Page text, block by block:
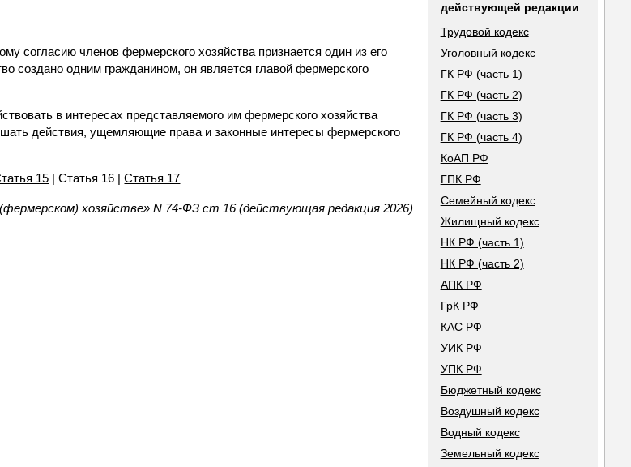
согласию членов фермерского хозяйства признается один из его
создано одним гражданином, он является главой фермерского
в интересах представляемого им фермерского хозяйства
действия, ущемляющие права и законные интересы фермерского
15 | Статья 16 |Статья 17
хозяйстве» N 74-ФЗ ст 16 (действующая редакция 2026)
действующей редакции
Трудовой кодекс
Уголовный кодекс
ГК РФ (часть 1)
ГК РФ (часть 2)
ГК РФ (часть 3)
ГК РФ (часть 4)
КоАП РФ
ГПК РФ
Семейный кодекс
Жилищный кодекс
НК РФ (часть 1)
НК РФ (часть 2)
АПК РФ
ГрК РФ
КАС РФ
УИК РФ
УПК РФ
Бюджетный кодекс
Воздушный кодекс
Водный кодекс
Земельный кодекс